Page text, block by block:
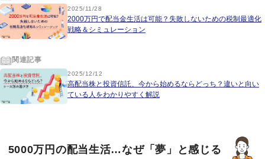
2025/11/28
2000万円で配当金生活は可能？失敗しないための税制最適化
戦略＆シミュレーション
関連記事
2025/12/12
高配当株と投資信託、今から始めるならどっち？違いと向い
ている人をわかりやすく解説
5000万円の配当生活…なぜ「夢」と感じる